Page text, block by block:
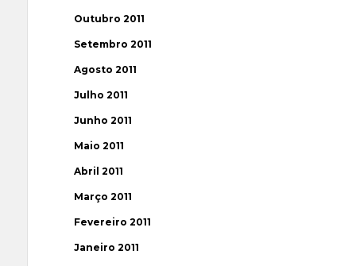
Outubro 2011
Setembro 2011
Agosto 2011
Julho 2011
Junho 2011
Maio 2011
Abril 2011
Março 2011
Fevereiro 2011
Janeiro 2011